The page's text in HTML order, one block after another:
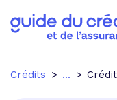
Crédits ... Crédit Lift :